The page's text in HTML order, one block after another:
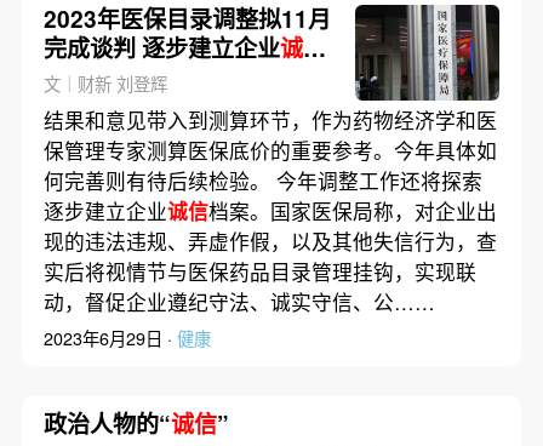
2023年医保目录调整拟11月
完成谈判 逐步建立企业诚信
档案
文｜财新 刘登辉
结果和意见带入到测算环节，作为药物经济学和医
保管理专家测算医保底价的重要参考。今年具体如
何完善则有待后续检验。 今年调整工作还将探索
逐步建立企业诚信档案。国家医保局称，对企业出
现的违法违规、弄虚作假，以及其他失信行为，查
实后将视情节与医保药品目录管理挂钩，实现联
动，督促企业遵纪守法、诚实守信、公……
2023年6月29日 · 健康
政治人物的“诚信”